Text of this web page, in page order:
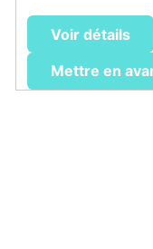
Voir détails
Mettre en